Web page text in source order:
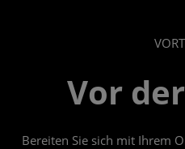
Vor
Bereiten Sie sich mit Ihrem